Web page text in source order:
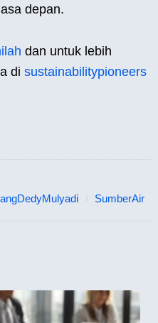
depan.
dan untuk lebih
di sustainabilitypioneers
SumberAir